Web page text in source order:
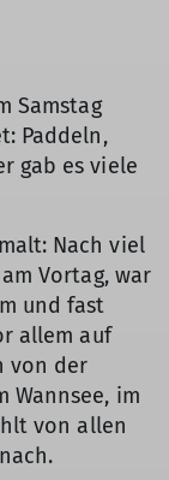
Samstag
Paddeln,
gab es viele
Nach viel
Vortag, war
und fast
allem auf
von der
Wannsee, im
von allen